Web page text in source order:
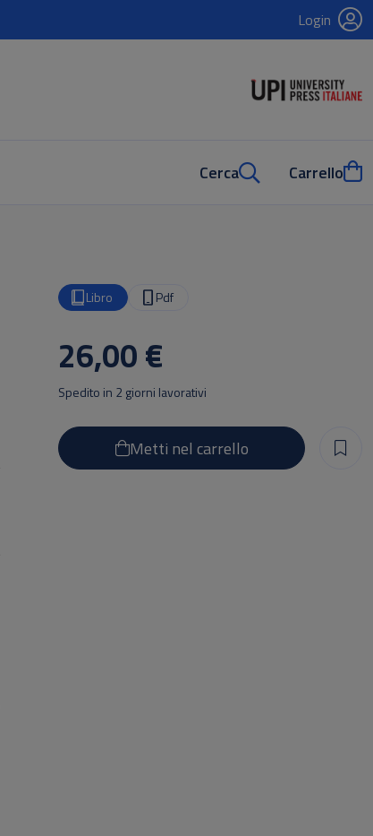
Login
Cerca Carrello
Libro Pdf
26,00 €
Metti nel carrello
Spedito in 2 giorni lavorativi